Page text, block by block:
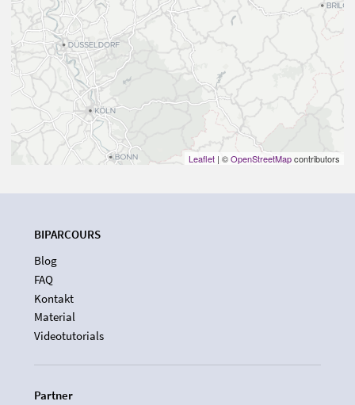
Leaflet | ©OpenStreetMapcontributors
BIPARCOURS
Blog
FAQ
Kontakt
Material
Videotutorials
Partner